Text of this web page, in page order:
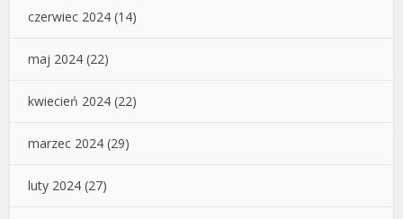
czerwiec 2024 (14)
maj 2024 (22)
kwiecień 2024 (22)
marzec 2024 (29)
luty 2024 (27)